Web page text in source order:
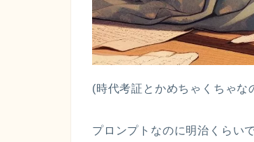
(時代考証とかめちゃくちゃ
プロンプトなのに明治くら